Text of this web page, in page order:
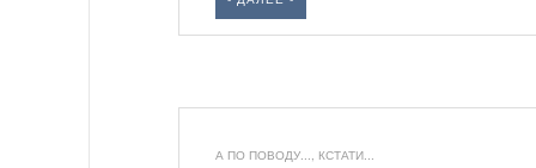
А ПО ПОВОДУ..., КСТАТИ...